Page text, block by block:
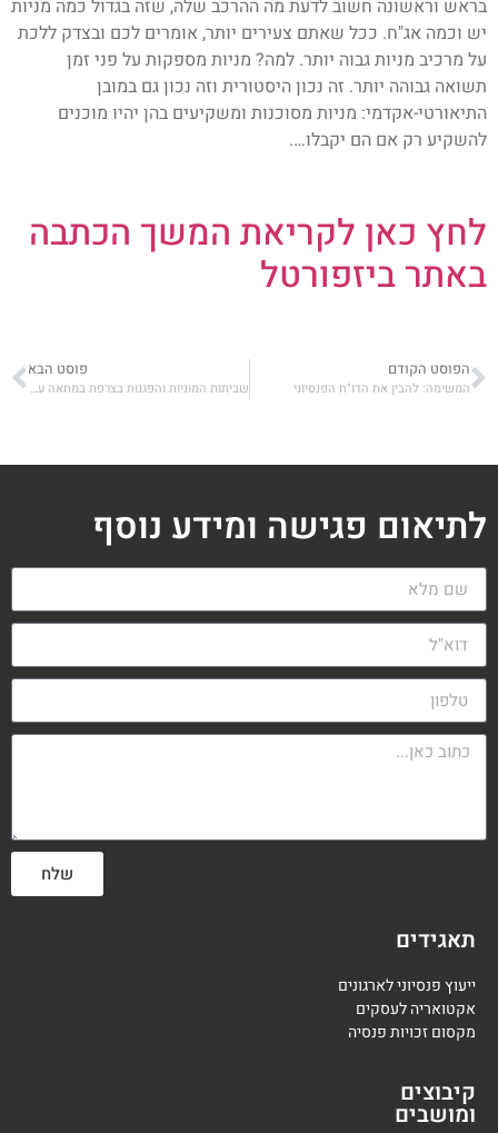
בראש וראשונה חשוב לדעת מה ההרכב שלה, שזה בגדול כמה מניות
יש וכמה אג"ח. ככל שאתם צעירים יותר, אומרים לכם ובצדק ללכת
על מרכיב מניות גבוה יותר. למה? מניות מספקות על פני זמן
תשואה גבוהה יותר. זה נכון היסטורית וזה נכון גם במובן
התיאורטי-אקדמי: מניות מסוכנות ומשקיעים בהן יהיו מוכנים
להשקיע רק אם הם יקבלו….
לחץ כאן לקריאת המשך הכתבה
באתר ביזפורטל
הפוסט הקודם
המשימה: להבין את הדו"ח הפנסיוני
פוסט הבא
שביתות המוניות והפגנות בצרפת במחאה על העלאת גיל הפרישה
לתיאום פגישה ומידע נוסף
שלח
תאגידים
ייעוץ פנסיוני לארגונים
אקטואריה לעסקים
מקסום זכויות פנסיה
קיבוצים
ומושבים